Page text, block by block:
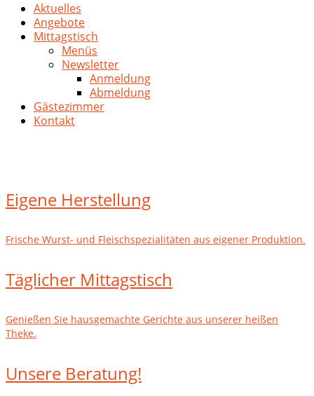
Aktuelles
Angebote
Mittagstisch
Menüs
Newsletter
Anmeldung
Abmeldung
Gästezimmer
Kontakt
Eigene Herstellung
Frische Wurst- und Fleischspezialitäten aus eigener Produktion.
Täglicher Mittagstisch
Genießen Sie hausgemachte Gerichte aus unserer heißen
Theke.
Unsere Beratung!